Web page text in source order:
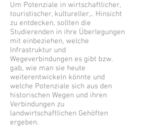
Um Potenziale in wirtschaftlicher,
touristischer, kultureller,.. Hinsicht
zu entdecken, sollten die
Studierenden in ihre Überlegungen
mit einbeziehen, welche
Infrastruktur und
Wegeverbindungen es gibt bzw.
gab, wie man sie heute
weiterentwickeln könnte und
welche Potenziale sich aus den
historischen Wegen und ihren
Verbindungen zu
landwirtschaftlichen Gehöften
ergeben.